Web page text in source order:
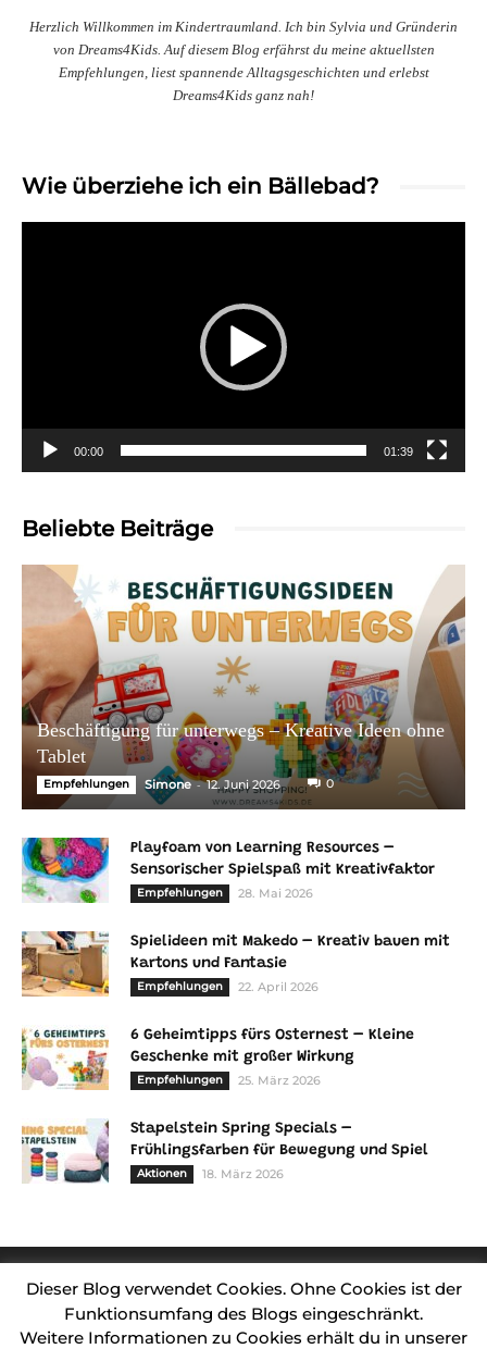
Herzlich Willkommen im Kindertraumland. Ich bin Sylvia und Gründerin
von Dreams4Kids. Auf diesem Blog erfährst du meine aktuellsten
Empfehlungen, liest spannende Alltagsgeschichten und erlebst
Dreams4Kids ganz nah!
Wie überziehe ich ein Bällebad?
00:00 01:39
Beliebte Beiträge
Beschäftigung für unterwegs – Kreative Ideen ohne
Tablet
Empfehlungen Simone - 12. Juni 2026 0
Playfoam von Learning Resources –
Sensorischer Spielspaß mit Kreativfaktor
Empfehlungen 28. Mai 2026
Spielideen mit Makedo – Kreativ bauen mit
Kartons und Fantasie
Empfehlungen 22. April 2026
6 Geheimtipps fürs Osternest – Kleine
Geschenke mit großer Wirkung
Empfehlungen 25. März 2026
Stapelstein Spring Specials –
Frühlingsfarben für Bewegung und Spiel
Aktionen 18. März 2026
Dieser Blog verwendet Cookies. Ohne Cookies ist der
Funktionsumfang des Blogs eingeschränkt.
Weitere Informationen zu Cookies erhält du in unserer